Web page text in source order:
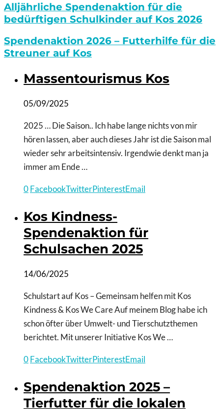
Alljährliche Spendenaktion für die
bedürftigen Schulkinder auf Kos 2026
Spendenaktion 2026 – Futterhilfe für die
Streuner auf Kos
Massentourismus Kos
05/09/2025
2025 … Die Saison.. Ich habe lange nichts von mir
hören lassen, aber auch dieses Jahr ist die Saison mal
wieder sehr arbeitsintensiv. Irgendwie denkt man ja
immer am Ende …
0FacebookTwitterPinterestEmail
Kos Kindness-
Spendenaktion für
Schulsachen 2025
14/06/2025
Schulstart auf Kos – Gemeinsam helfen mit Kos
Kindness & Kos We Care Auf meinem Blog habe ich
schon öfter über Umwelt- und Tierschutzthemen
berichtet. Mit unserer Initiative Kos We …
0FacebookTwitterPinterestEmail
Spendenaktion 2025 –
Tierfutter für die lokalen